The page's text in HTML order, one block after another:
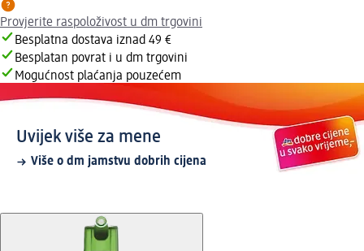
Provjerite raspoloživost u dm trgovini
Besplatna dostava iznad 49 €
Besplatan povrat i u dm trgovini
Mogućnost plaćanja pouzećem
Uvijek više za mene
Više o dm jamstvu dobrih cijena